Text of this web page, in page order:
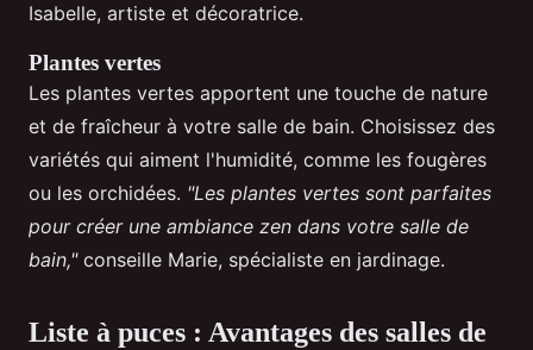
Isabelle, artiste et décoratrice.
Plantes vertes
Les plantes vertes apportent une touche de nature
et de fraîcheur à votre salle de bain. Choisissez des
variétés qui aiment l'humidité, comme les fougères
ou les orchidées. "Les plantes vertes sont parfaites
pour créer une ambiance zen dans votre salle de
bain,"conseille Marie, spécialiste en jardinage.
Liste à puces : Avantages des salles de